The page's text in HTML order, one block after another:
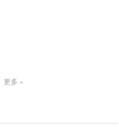
更多 »